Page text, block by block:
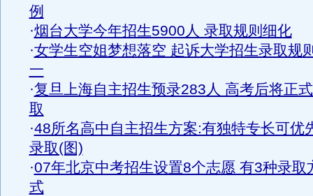
例
·烟台大学今年招生5900人 录取规则细化
·女学生空姐梦想落空 起诉大学招生录取规
一
·复旦上海自主招生预录283人 高考后将正
取
·48所名高中自主招生方案:有独特专长可优
录取(图)
·07年北京中考招生设置8个志愿 有3种录取
式